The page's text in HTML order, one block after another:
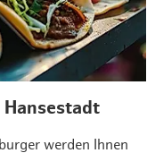
Hansestadt
werden Ihnen